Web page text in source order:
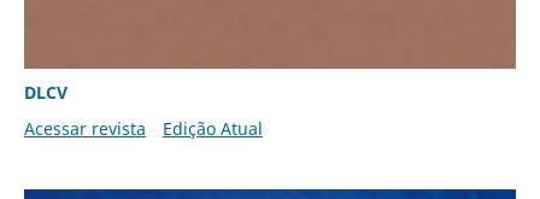
DLCV
Acessar revista
Edição Atual